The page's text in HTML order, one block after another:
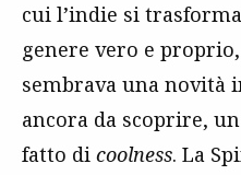
cui l’indie si
genere vero e
sembrava una novità
ancora da scoprire,
fatto di coolness. La